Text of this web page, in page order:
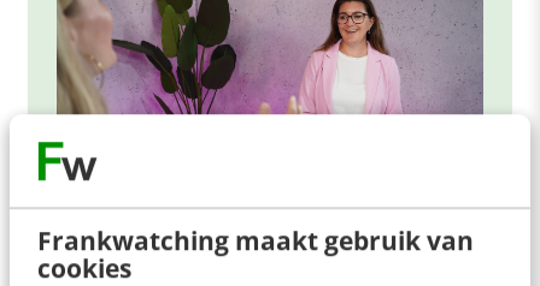
Frankwatching maakt gebruik van
cookies
ONLINE MASTERCLASS